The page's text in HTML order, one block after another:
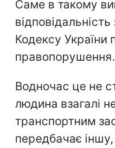
Саме в такому
відповідальність
Кодексу України
правопорушення.
Водночас це не
людина взагалі
транспортним
передбачає